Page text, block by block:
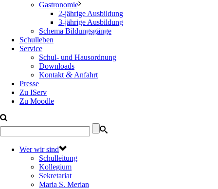
Gastronomie
2-jährige Ausbildung
3-jährige Ausbildung
Schema Bildungsgänge
Schulleben
Service
Schul- und Hausordnung
Downloads
Kontakt & Anfahrt
Presse
Zu IServ
Zu Moodle
Wer wir sind
Schulleitung
Kollegium
Sekretariat
Maria S. Merian